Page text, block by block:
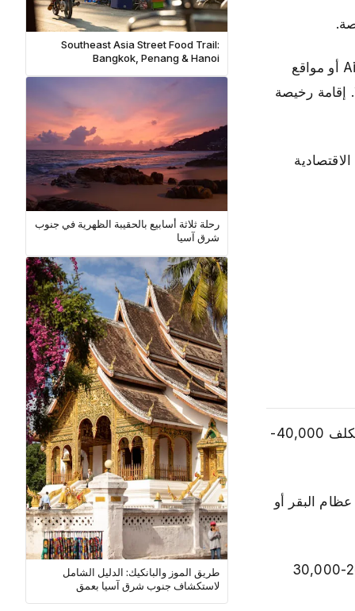
: في هانوي وهوشي منه وداناغ، يمكنك استئجار غرفة في منزل عائلة محلية عبر منصات مثل Airbnb أو مواقع
لا. إقامة رخيصة
المقبولة. النزل الاقتصادية
الإفطار يكلف 15,000-25,000 دونغ فيتنامي (0.60-1 دولار). الغداء يكلف 30,000-50,000 دونغ (1.20-2 دولار). العشاء يكلف 40,000-
دونغ للطبق الكبير. المرق يُطهى لأكثر من 12 ساعة من عظام البقر أو
: خبز باغيت فرنسي مقرمش مع الباتيه ومصادر البروتين المتنوعة والخضروات المخللة والكزبرة. 20,000-30,000
Southeast Asia Street Food Trail:
Bangkok, Penang & Hanoi
رحلة ثلاثة أسابيع بالحقيبة الظهرية في جنوب
شرق آسيا
طريق الموز والبانكيك: الدليل الشامل
لاستكشاف جنوب شرق آسيا بعمق